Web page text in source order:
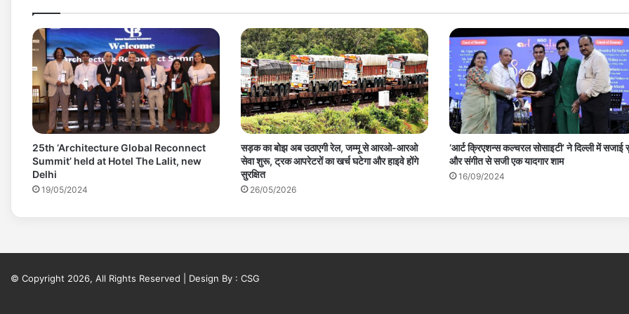
25th ‘Architecture Global Reconnect
Summit’ held at Hotel The Lalit, new
Delhi
19/05/2024
सड़क का बोझ अब उठाएगी रेल, जम्मू से आरओ-आरओ
सेवा शुरू, ट्रक आपरेटरों का खर्च घटेगा और हाइवे होंगे
सुरक्षित
26/05/2026
‘आर्ट क्रिएशन्स कल्चरल सोसाइटी’ ने दिल्ली में सजाई
और संगीत से सजी एक यादगार शाम
16/09/2024
© Copyright 2026, All Rights Reserved | Design By : CSG